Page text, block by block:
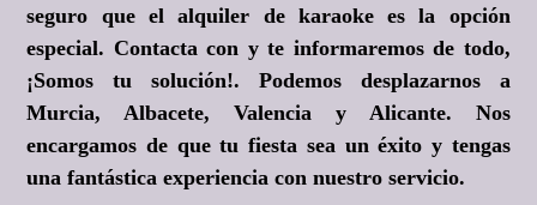
seguro que el alquiler de karaoke es la opción
especial. Contacta con y te informaremos de todo,
¡Somos tu solución!. Podemos desplazarnos a
Murcia, Albacete, Valencia y Alicante. Nos
encargamos de que tu fiesta sea un éxito y tengas
una fantástica experiencia con nuestro servicio.